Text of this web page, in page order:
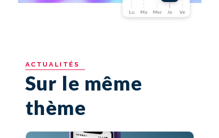
ACTUALITÉS
Sur le même
thème